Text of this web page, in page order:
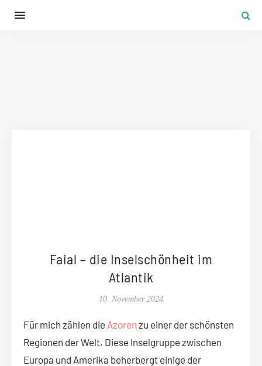
Faial – die Inselschönheit im
Atlantik
10. November 2024
Für mich zählen die Azoren zu einer der schönsten
Regionen der Welt. Diese Inselgruppe zwischen
Europa und Amerika beherbergt einige der